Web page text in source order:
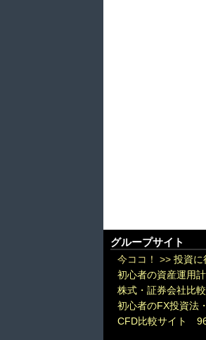
グループサイト
今ココ！ >> 投資に
初心者の資産運用
株式・証券会社比
初心者のFX投資法
CFD比較サイト